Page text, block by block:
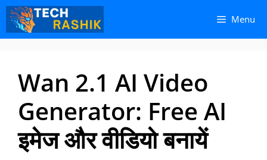
Skip
content
Skip
content
Menu
Wan 2.1 AI Video
Generator: Free AI
इमेज और वीडियो बनायें